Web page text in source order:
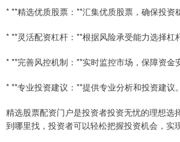
* **精选优质股票：**汇集优质股票，确保投资
* **灵活配资杠杆：**根据风险承受能力选择杠
* **完善风控机制：**实时监控市场，保障资金
* **专业投资建议：**提供专业分析和投资建议。
精选股票配资门户是投资者投资无忧的理想选
到哪里找，投资者可以轻松把握投资机会，实